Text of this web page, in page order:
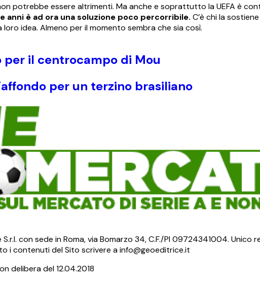
potrebbe essere altrimenti. Ma anche e soprattutto la UEFA è
anni è ad ora una soluzione poco percorribile. C’è chi la
idea. Almeno per il momento sembra che sia così.
per il centrocampo di Mou
per un terzino brasiliano
con sede in Roma, via Bomarzo 34, C.F./PI 09724341004.
i contenuti del Sito scrivere a info@geoeditrice.it
delibera del 12.04.2018